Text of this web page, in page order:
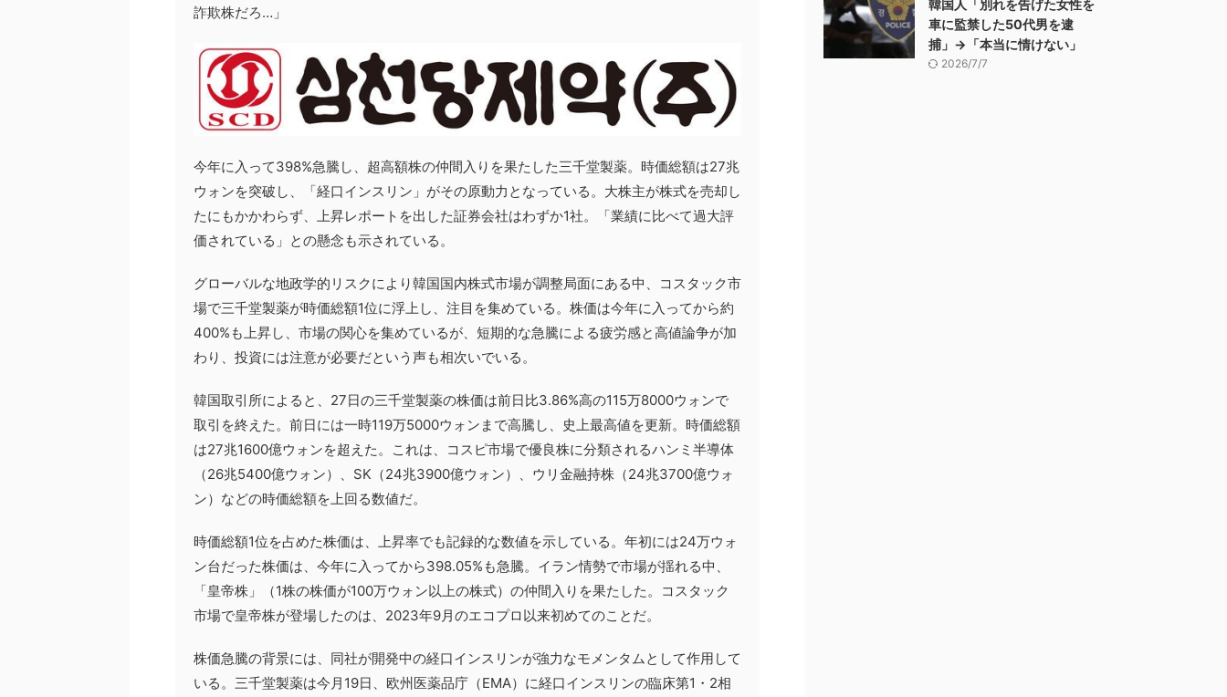
詐欺株だろ…」
今年に入って398%急騰し、超高額株の仲間入りを果たした三千堂製薬。時価総額は27兆
ウォンを突破し、「経口インスリン」がその原動力となっている。大株主が株式を売却し
たにもかかわらず、上昇レポートを出した証券会社はわずか1社。「業績に比べて過大評
価されている」との懸念も示されている。
グローバルな地政学的リスクにより韓国国内株式市場が調整局面にある中、コスタック市
場で三千堂製薬が時価総額1位に浮上し、注目を集めている。株価は今年に入ってから約
400%も上昇し、市場の関心を集めているが、短期的な急騰による疲労感と高値論争が加
わり、投資には注意が必要だという声も相次いでいる。
韓国取引所によると、27日の三千堂製薬の株価は前日比3.86%高の115万8000ウォンで
取引を終えた。前日には一時119万5000ウォンまで高騰し、史上最高値を更新。時価総額
は27兆1600億ウォンを超えた。これは、コスピ市場で優良株に分類されるハンミ半導体
（26兆5400億ウォン）、SK（24兆3900億ウォン）、ウリ金融持株（24兆3700億ウォ
ン）などの時価総額を上回る数値だ。
時価総額1位を占めた株価は、上昇率でも記録的な数値を示している。年初には24万ウォ
ン台だった株価は、今年に入ってから398.05%も急騰。イラン情勢で市場が揺れる中、
「皇帝株」（1株の株価が100万ウォン以上の株式）の仲間入りを果たした。コスタック
市場で皇帝株が登場したのは、2023年9月のエコプロ以来初めてのことだ。
株価急騰の背景には、同社が開発中の経口インスリンが強力なモメンタムとして作用して
いる。三千堂製薬は今月19日、欧州医薬品庁（EMA）に経口インスリンの臨床第1・2相
韓国人「別れを告げた女性を
車に監禁した50代男を逮
捕」→「本当に情けない」
2026/7/7